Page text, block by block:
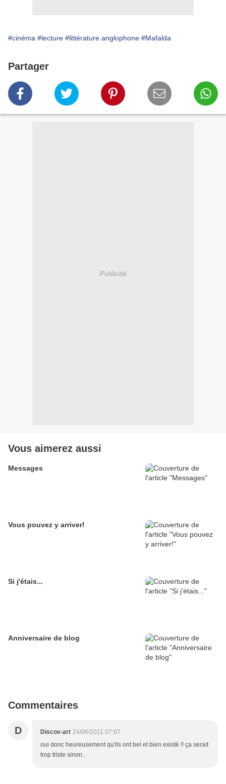
#cinéma #lecture #littérature anglophone #Mafalda
Partager
Publicité
Vous aimerez aussi
Messages
Vous pouvez y arriver!
Si j'étais...
Anniversaire de blog
Commentaires
D Discov-art 24/06/2011 07:07
oui donc heureusement qu'ils ont bel et bien existé !! ça serait
trop triste sinon..